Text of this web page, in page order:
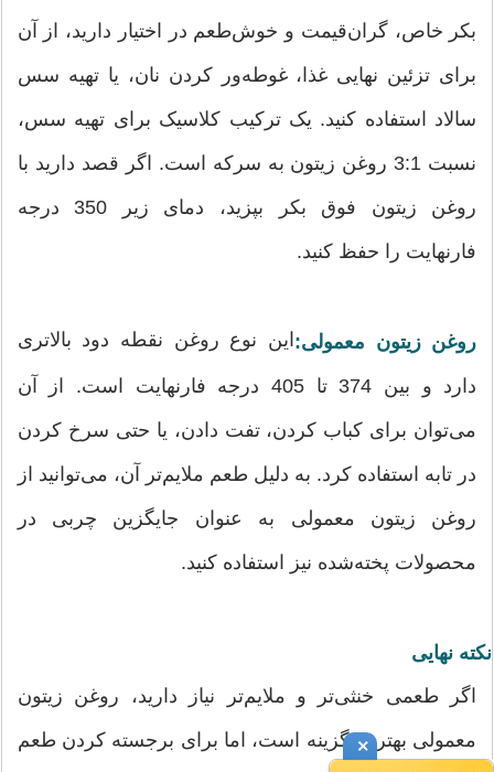
بکر خاص، گران‌قیمت و خوش‌طعم در اختیار دارید، از آن
برای تزئین نهایی غذا، غوطه‌ور کردن نان، یا تهیه سس
سالاد استفاده کنید. یک ترکیب کلاسیک برای تهیه سس،
نسبت 3:1 روغن زیتون به سرکه است. اگر قصد دارید با
روغن زیتون فوق بکر بپزید، دمای زیر 350 درجه
فارنهایت را حفظ کنید.
روغن زیتون معمولی:این نوع روغن نقطه دود بالاتری
دارد و بین 374 تا 405 درجه فارنهایت است. از آن
می‌توان برای کباب کردن، تفت دادن، یا حتی سرخ کردن
در تابه استفاده کرد. به دلیل طعم ملایم‌تر آن، می‌توانید از
روغن زیتون معمولی به عنوان جایگزین چربی در
محصولات پخته‌شده نیز استفاده کنید.
نکته نهایی
اگر طعمی خنثی‌تر و ملایم‌تر نیاز دارید، روغن زیتون
معمولی بهترین گزینه است، اما برای برجسته کردن طعم
×